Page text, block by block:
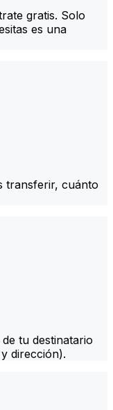
gratis. Solo
es una
transferir, cuánto
tu destinatario
dirección).